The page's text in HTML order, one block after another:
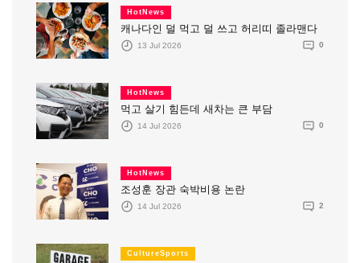
HotNews
캐나다인 덜 먹고 덜 쓰고 허리띠 졸라맨다
13 Jul 2026 0
HotNews
먹고 살기 힘든데 새차는 큰 부담
14 Jul 2026 0
HotNews
조성훈 장관 숙박비용 논란
14 Jul 2026 2
CultureSports